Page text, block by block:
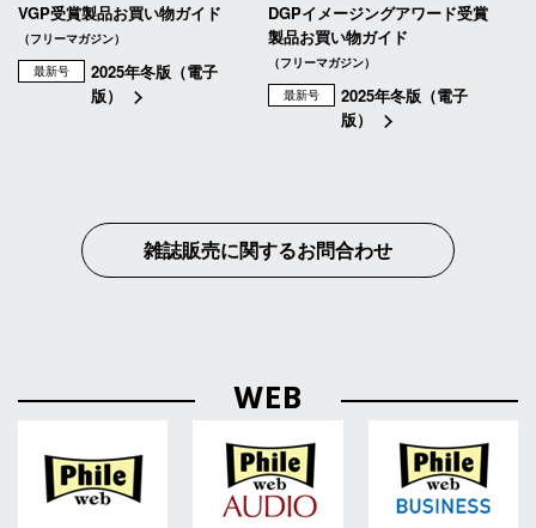
VGP受賞製品お買い物ガイド
（フリーマガジン）
最新号
2025年冬版（電子
版）
DGPイメージングアワード受賞
製品お買い物ガイド
（フリーマガジン）
最新号
2025年冬版（電子
版）
雑誌販売に関するお問合わせ
WEB